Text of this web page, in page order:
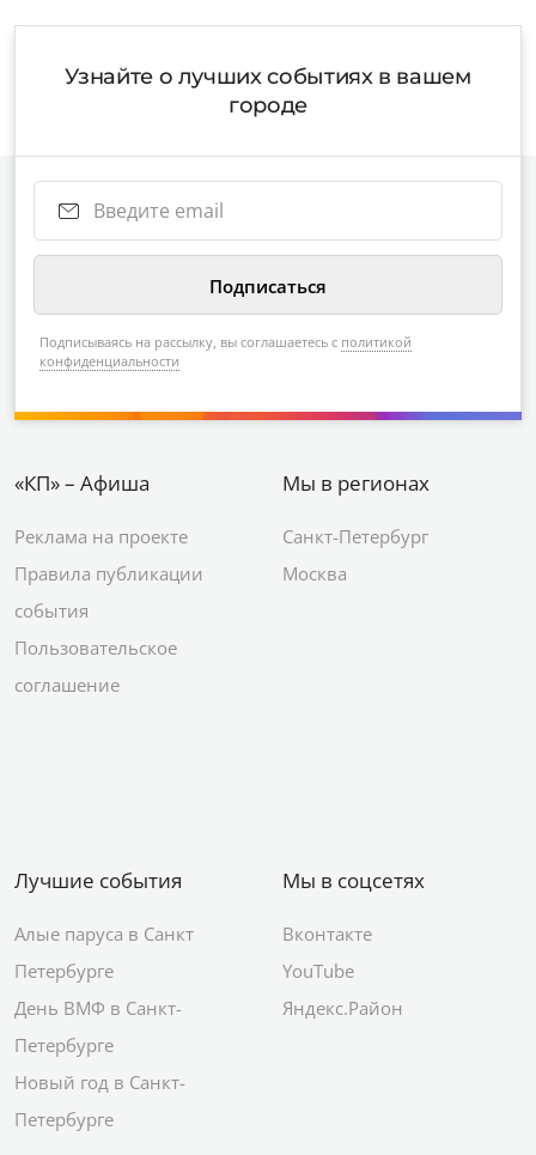
Узнайте о лучших событиях в вашем
городе
Подписываясь на рассылку, вы соглашаетесь с политикой
конфиденциальности
«КП» – Афиша
Реклама на проекте
Правила публикации
события
Пользовательское
соглашение
Мы в регионах
Санкт-Петербург
Москва
Лучшие события
Алые паруса в Санкт
Петербурге
День ВМФ в Санкт-
Петербурге
Новый год в Санкт-
Петербурге
Мы в соцсетях
Вконтакте
YouTube
Яндекс.Район